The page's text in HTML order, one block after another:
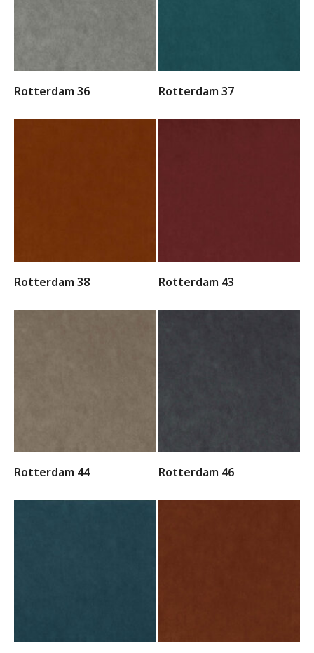
Rotterdam 36 Rotterdam 37
Rotterdam 38 Rotterdam 43
Rotterdam 44 Rotterdam 46